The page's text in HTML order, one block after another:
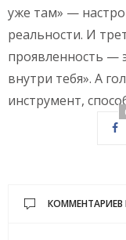
уже там» —
реальности. И
проявленность —
внутри тебя». А
инструмент,
КОММЕНТАРИЕВ